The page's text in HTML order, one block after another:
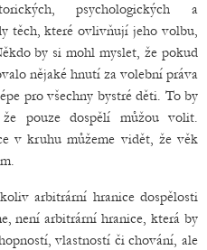
psychologických a
těch, které ovlivňují jeho volbu,
by si mohl myslet, že pokud
nějaké hnutí za volební práva
pro všechny bystré děti. To by
pouze dospělí můžou volit.
v kruhu můžeme vidět, že věk
arbitrární hranice dospělosti
není arbitrární hranice, která by
vlastností či chování, ale